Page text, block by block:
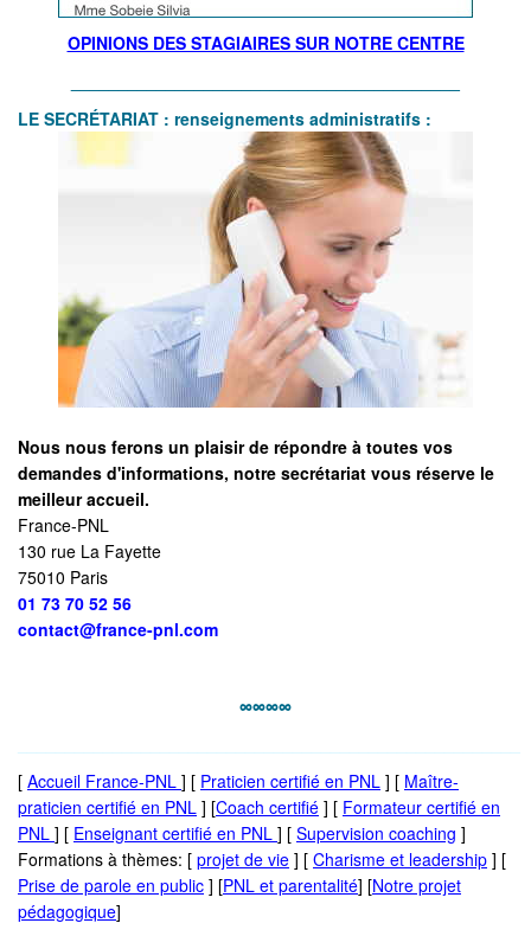
OPINIONS DES STAGIAIRES SUR NOTRE CENTRE
LE SECRÉTARIAT : renseignements administratifs :
Nous nous ferons un plaisir de répondre à toutes vos
demandes d'informations, notre secrétariat vous réserve le
meilleur accueil.
France-PNL
130 rue La Fayette
75010 Paris
01 73 70 52 56
contact@france-pnl.com
∞∞∞∞
[ Accueil France-PNL ] [ Praticien certifié en PNL ] [ Maître-
praticien certifié en PNL ] [Coach certifié ] [ Formateur certifié en
PNL ] [ Enseignant certifié en PNL ] [ Supervision coaching ]
Formations à thèmes: [ projet de vie ] [ Charisme et leadership ] [
Prise de parole en public ] [PNL et parentalité] [Notre projet
pédagogique]